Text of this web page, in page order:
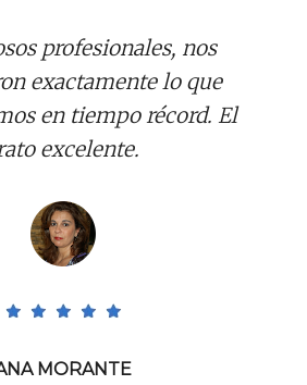
profesionales, nos
exactamente lo que
en tiempo récord. El
excelente.
MORANTE